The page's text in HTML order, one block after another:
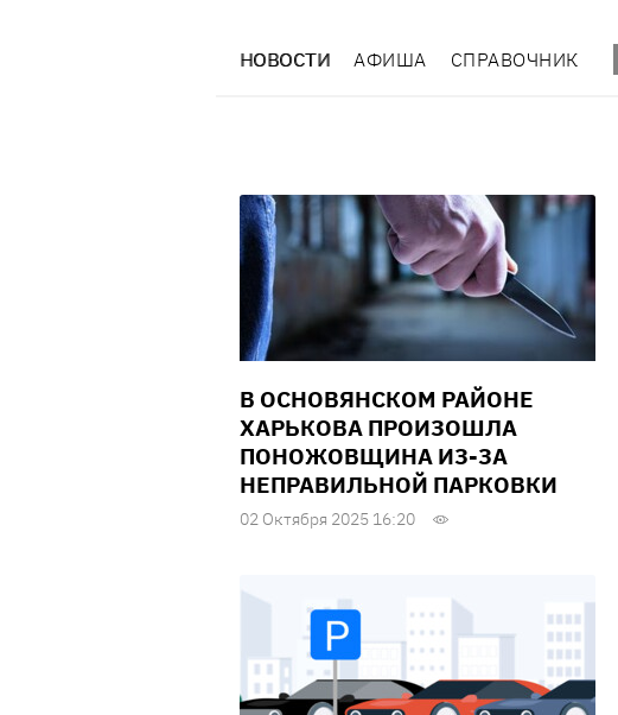
НОВОСТИ АФИША СПРАВОЧНИК
В ОСНОВЯНСКОМ РАЙОНЕ
ХАРЬКОВА ПРОИЗОШЛА
ПОНОЖОВЩИНА ИЗ-ЗА
НЕПРАВИЛЬНОЙ ПАРКОВКИ
02 Октября 2025 16:20